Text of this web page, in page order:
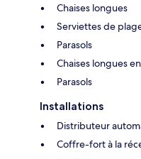
Chaises longues
Serviettes de
Parasols
Chaises longues
Parasols
Installations
Distributeur
Coffre-fort à la